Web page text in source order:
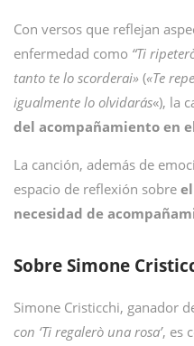
Con versos que reflejan
enfermedad como “Ti
tanto te lo scorderai» («Te
igualmente lo olvidarás«), la
del acompañamiento en
La canción, además de
espacio de reflexión sobre
necesidad de
Sobre Simone
Simone Cristicchi, ganador
con ‘Ti regalerò una rosa’, es